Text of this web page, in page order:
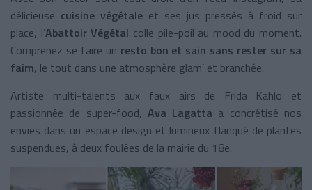
délicieuse cuisine végétale et ses jus pressés à froid sur
place, l’Abattoir Végétal colle pile-poil au mood du moment.
Comprenez se faire un resto bon et sain sans rester sur sa
faim, le tout dans une atmosphère glam’ et branchée.
Artiste multi-talents aux faux airs de Frida Kahlo et
passionnée de super-food, Ava Lagatta a concrétisé nos
envies dans un espace design et lumineux flanqué de plantes
suspendues, à deux foulées de la mairie du 18e.